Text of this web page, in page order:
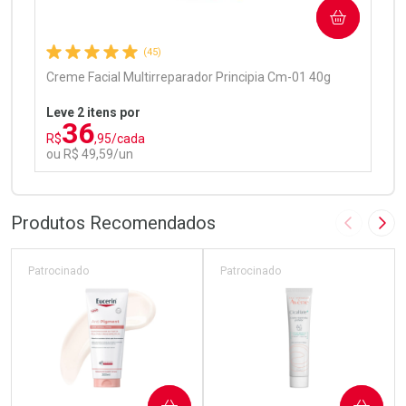
(45)
Creme Facial Multirreparador Principia Cm-01 40g
Leve 2 itens por
R$36,95/cada
ou R$ 49,59/un
COMPRAR
Laboratório
Ativar Desconto
Por Menos
Produtos Recomendados Imagem
Patrocinado Patrocinado